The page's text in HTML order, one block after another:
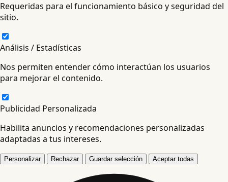
Requeridas para el funcionamiento básico y seguridad del
sitio.
Análisis / Estadísticas
Nos permiten entender cómo interactúan los usuarios
para mejorar el contenido.
Publicidad Personalizada
Habilita anuncios y recomendaciones personalizadas
adaptadas a tus intereses.
Personalizar Rechazar Guardar selección Aceptar todas